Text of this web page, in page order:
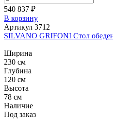
540 837 ₽
В корзину
Артикул 3712
SILVANO GRIFONI Стол
Ширина
230 см
Глубина
120 см
Высота
78 см
Наличие
Под заказ